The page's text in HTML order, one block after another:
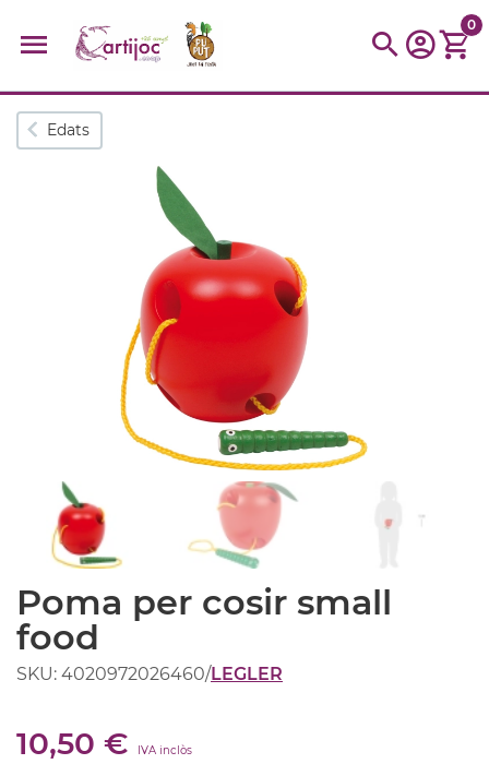
Cerques populars
trencaclosques
parquing
0
Edats
Poma per cosir small
food
SKU: 4020972026460/LEGLER
10,50 € IVA inclòs